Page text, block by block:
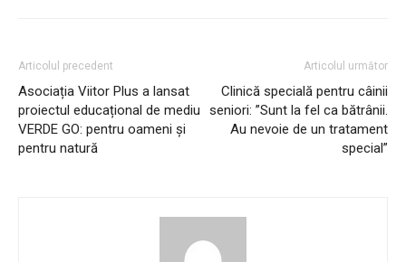
Articolul precedent
Asociația Viitor Plus a lansat
proiectul educațional de mediu
VERDE GO: pentru oameni și
pentru natură
Articolul următor
Clinică specială pentru câinii
seniori: ”Sunt la fel ca bătrânii.
Au nevoie de un tratament
special”